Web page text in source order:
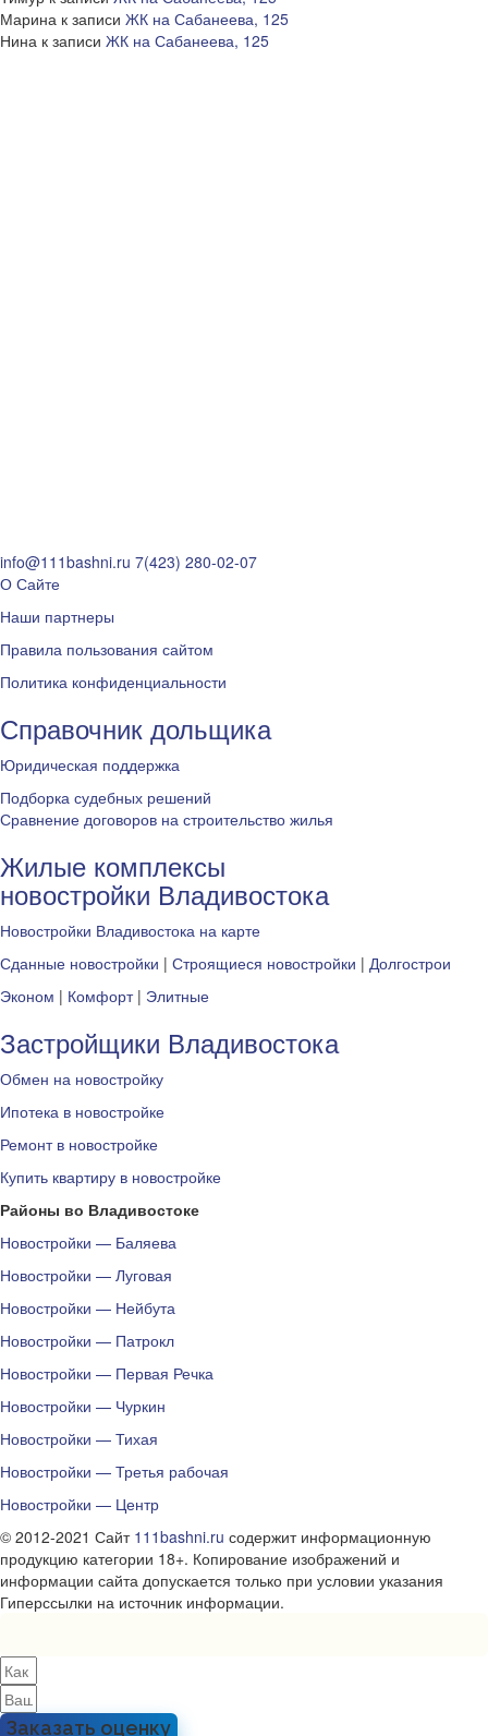
Марина к записи ЖК на Сабанеева, 125
Нина к записи ЖК на Сабанеева, 125
info@111bashni.ru 7(423) 280-02-07
О Сайте
Наши партнеры
Правила пользования сайтом
Политика конфиденциальности
Справочник дольщика
Юридическая поддержка
Подборка судебных решений
Сравнение договоров на строительство жилья
Жилые комплексы
новостройки Владивостока
Новостройки Владивостока на карте
Сданные новостройки | Строящиеся новостройки | Долгострои
Эконом | Комфорт| Элитные
Застройщики Владивостока
Обмен на новостройку
Ипотека в новостройке
Ремонт в новостройке
Купить квартиру в новостройке
Районы во Владивостоке
Новостройки — Баляева
Новостройки — Луговая
Новостройки — Нейбута
Новостройки — Патрокл
Новостройки — Первая Речка
Новостройки — Чуркин
Новостройки — Тихая
Новостройки — Третья рабочая
Новостройки — Центр
© 2012-2021 Сайт 111bashni.ru содержит информационную
продукцию категории 18+. Копирование изображений и
информации сайта допускается только при условии указания
Гиперссылки на источник информации.
Заказать оценку